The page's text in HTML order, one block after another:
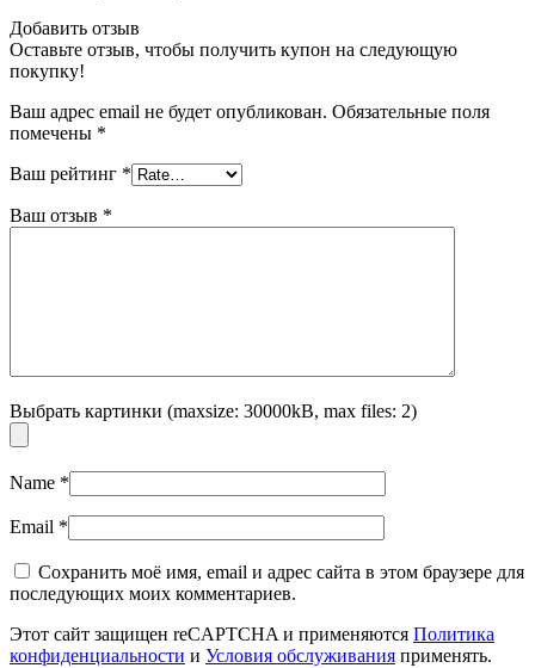
Добавить отзыв
Оставьте отзыв, чтобы получить купон на следующую
покупку!
Ваш адрес email не будет опубликован. Обязательные поля
помечены *
Ваш рейтинг *
Ваш отзыв *
Выбрать картинки (maxsize: 30000kB, max files: 2)
Name *
Email *
Сохранить моё имя, email и адрес сайта в этом браузере для
последующих моих комментариев.
Этот сайт защищен reCAPTCHA и применяются Политика
конфиденциальности и Условия обслуживания применять.